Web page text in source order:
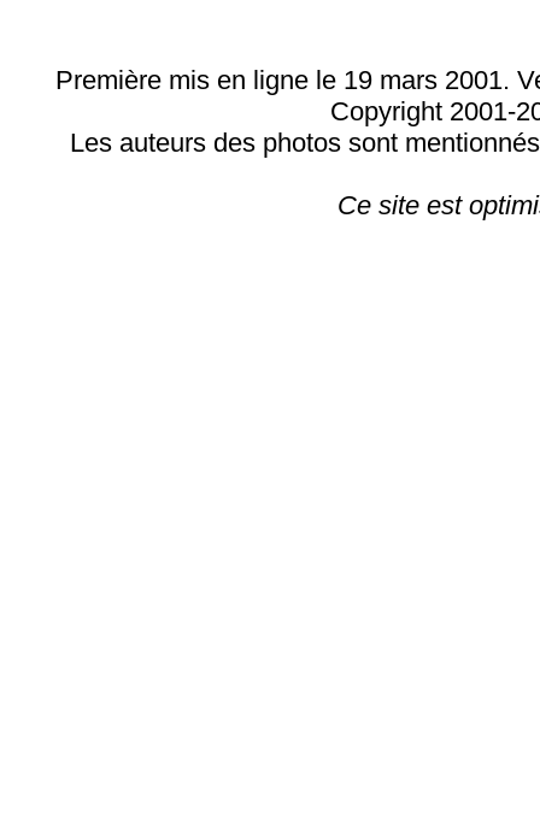
Première mis en ligne le 19 mars 2001.
Copyright 2001-
Les auteurs des photos sont
Ce site est